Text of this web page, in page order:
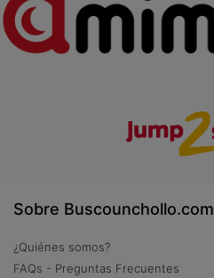
Sobre Buscounchollo.com
¿Quiénes somos?
FAQs - Preguntas Frecuentes